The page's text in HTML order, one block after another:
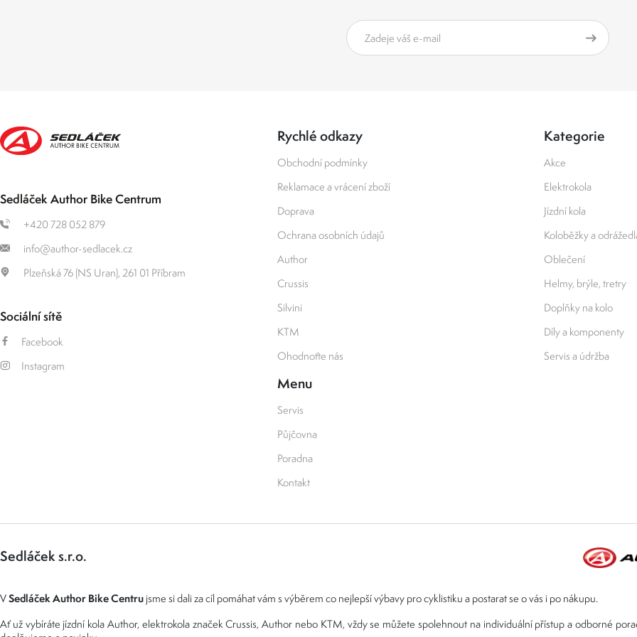
Sedláček Author Bike Centrum
+420 728 052 879
info@author-sedlacek.cz
Plzeňská 76 (NS Uran), 261 01 Příbram
Sociální sítě
Facebook
Instagram
Rychlé odkazy
Obchodní podmínky
Reklamace a vrácení zboží
Doprava
Ochrana osobních údajů
Author
Crussis
Silvini
KTM
Ohodnoťte nás
Menu
Servis
Půjčovna
Poradna
Kontakt
Kategorie
Akce
Elektrokola
Jízdní kola
Koloběžky a
Oblečení
Helmy, brýle, tretry
Doplňky na kolo
Díly a komponenty
Servis a údržba
Sedláček s.r.o.
VSedláček Author Bike Centru jsme si dali za cíl pomáhat vám s výběrem co nejlepší výbavy pro cyklistiku a postarat se o vás i po nákupu.
Ať už vybíráte jízdní kola Author, elektrokola značek Crussis, Author nebo KTM, vždy se můžete spolehnout na individuální přístup a odborné